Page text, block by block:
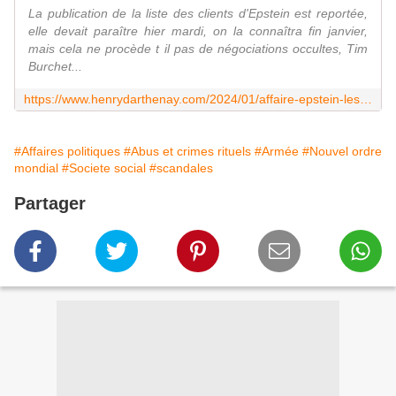
La publication de la liste des clients d'Epstein est reportée,
elle devait paraître hier mardi, on la connaîtra fin janvier,
mais cela ne procède t il pas de négociations occultes, Tim
Burchet...
#Affaires politiques #Abus et crimes rituels #Armée #Nouvel ordre
mondial #Societe social #scandales
Partager